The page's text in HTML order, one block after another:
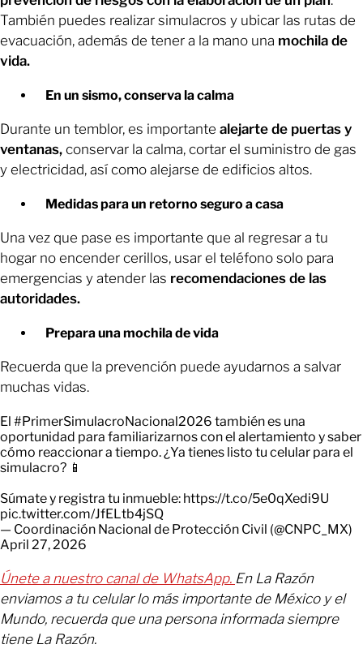
También puedes realizar simulacros y ubicar las rutas de
evacuación, además de tener a la mano una mochila de
vida.
En un sismo, conserva la calma
Durante un temblor, es importante alejarte de puertas y
ventanas, conservar la calma, cortar el suministro de gas
y electricidad, así como alejarse de edificios altos.
Medidas para un retorno seguro a casa
Una vez que pase es importante que al regresar a tu
hogar no encender cerillos, usar el teléfono solo para
emergencias y atender las recomendaciones de las
autoridades.
Prepara una mochila de vida
Recuerda que la prevención puede ayudarnos a salvar
muchas vidas.
El #PrimerSimulacroNacional2026 también es una
oportunidad para familiarizarnos con el alertamiento y saber
cómo reaccionar a tiempo. ¿Ya tienes listo tu celular para el
simulacro? 📱
Súmate y registra tu inmueble: https://t.co/5e0qXedi9U
pic.twitter.com/JfELtb4jSQ
— Coordinación Nacional de Protección Civil (@CNPC_MX)
April 27, 2026
Únete a nuestro canal de WhatsApp. En La Razón
enviamos a tu celular lo más importante de México y el
Mundo, recuerda que una persona informada siempre
tiene La Razón.